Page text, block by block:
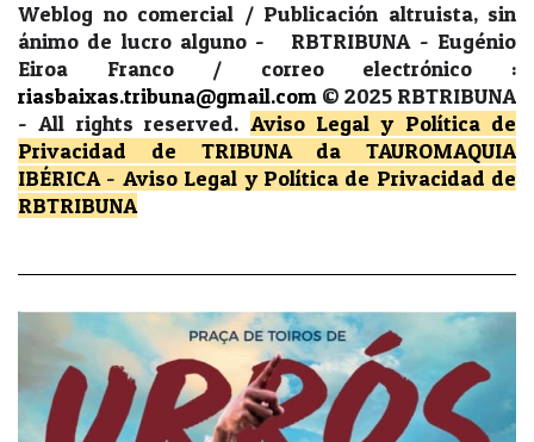
Weblog no comercial / Publicación altruista, sin
ánimo de lucro alguno - RBTRIBUNA - Eugénio
Eiroa Franco / correo electrónico :
riasbaixas.tribuna@gmail.com © 2025 RBTRIBUNA
-All rights reserved. Aviso Legal y Política de
Privacidad
de TRIBUNA da TAUROMAQUIA
IBÉRICA- Aviso Legal y Política de Privacidad de
RBTRIBUNA